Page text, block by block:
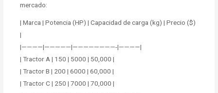
mercado:
| Marca | Potencia (HP) | Capacidad de carga (kg) | Precio ($)
|
|————|—————|————————-|————|
| Tractor A | 150 | 5000 | 50,000 |
| Tractor B | 200 | 6000 | 60,000 |
| Tractor C | 250 | 7000 | 70,000 |